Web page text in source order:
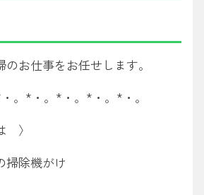
お仕事をお任せします。
。*・。*・。*・。*・。
〉
掃除機がけ